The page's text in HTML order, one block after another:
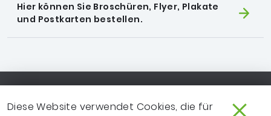
Diese Website verwendet Cookies, die für
Hier können Sie Broschüren, Flyer, Plakate
und Postkarten bestellen.
SO ERREICHEN SIE UNS EXTRANET